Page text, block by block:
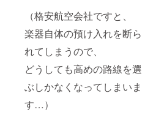
（格安航空会社ですと、
楽器自体の預け入れを断ら
れてしまうので、
どうしても高めの路線を選
ぶしかなくなってしまいま
す…）